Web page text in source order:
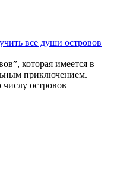
все души островов
которая имеется в
приключением.
островов